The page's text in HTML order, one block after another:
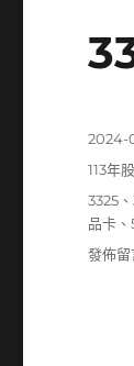
發
期:
2024-
分
113年
標
籤
3325 、
品卡 、
在
發佈留